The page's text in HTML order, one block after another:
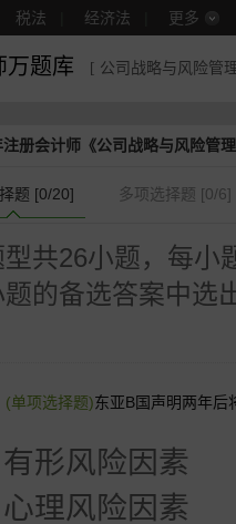
税法 经济法 更多
万题库 [ 公司战略与风险管
册会计师《公司战略与风险管
题 [0/20] 多项选择题 [0/6]
型共26小题，每小
题的备选答案中选
(单项选择题)东亚B国声明两年
有形风险因素
心理风险因素